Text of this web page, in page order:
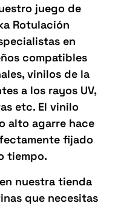
juego de
Rotulación
en
compatibles
vinilos de la
a los rayos UV,
etc. El vinilo
alto agarre hace
fijado
tiempo.
nuestra tienda
que necesitas